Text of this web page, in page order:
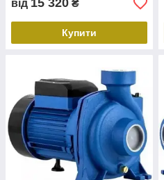
від 15 320 ₴
Купити